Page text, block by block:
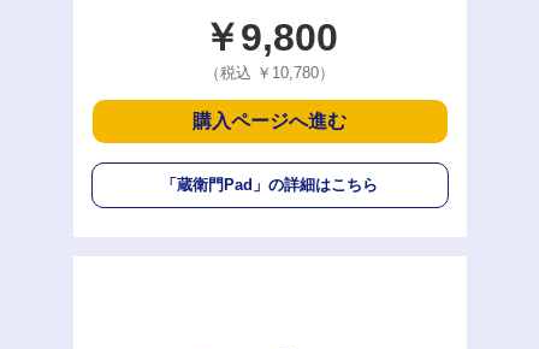
￥9,800
（税込 ￥10,780）
購入ページへ進む
「蔵衛門Pad」 の詳細はこちら